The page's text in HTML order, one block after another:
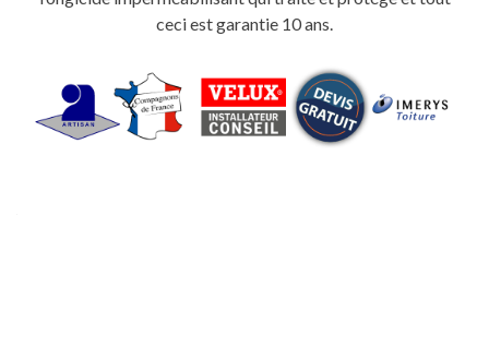
ceci est garantie 10 ans.